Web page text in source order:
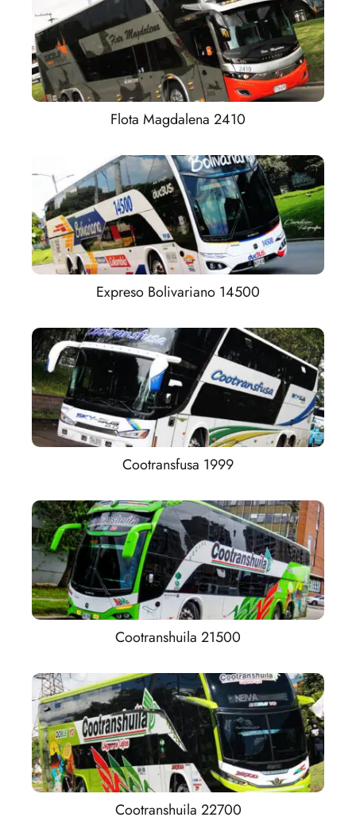
Flota Magdalena 2410
Expreso Bolivariano 14500
Cootransfusa 1999
Cootranshuila 21500
Cootranshuila 22700